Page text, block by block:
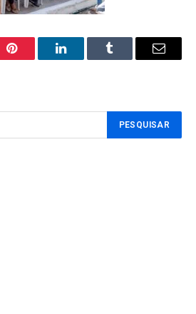
Pinterest LinkedInTumblr Email